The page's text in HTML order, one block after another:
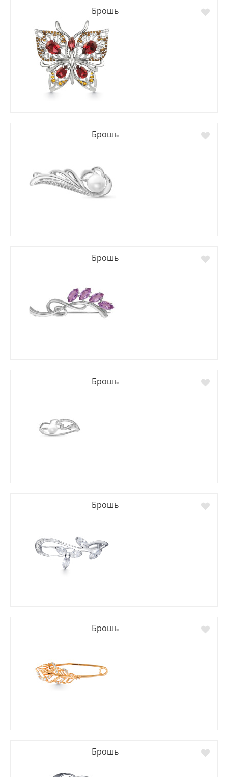
Брошь
Брошь
Брошь
Брошь
Брошь
Брошь
Брошь